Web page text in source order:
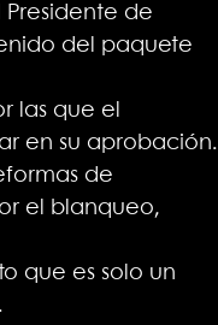
de
del paquete
las que el
en su aprobación.
de
el blanqueo,
que es solo un